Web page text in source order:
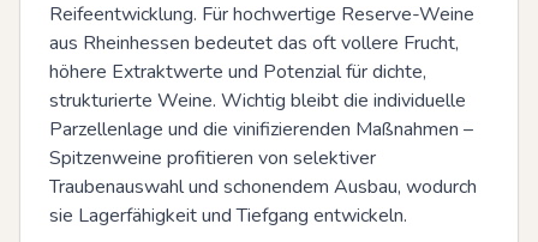
Reifeentwicklung. Für hochwertige Reserve-Weine
aus Rheinhessen bedeutet das oft vollere Frucht,
höhere Extraktwerte und Potenzial für dichte,
strukturierte Weine. Wichtig bleibt die individuelle
Parzellenlage und die vinifizierenden Maßnahmen –
Spitzenweine profitieren von selektiver
Traubenauswahl und schonendem Ausbau, wodurch
sie Lagerfähigkeit und Tiefgang entwickeln.